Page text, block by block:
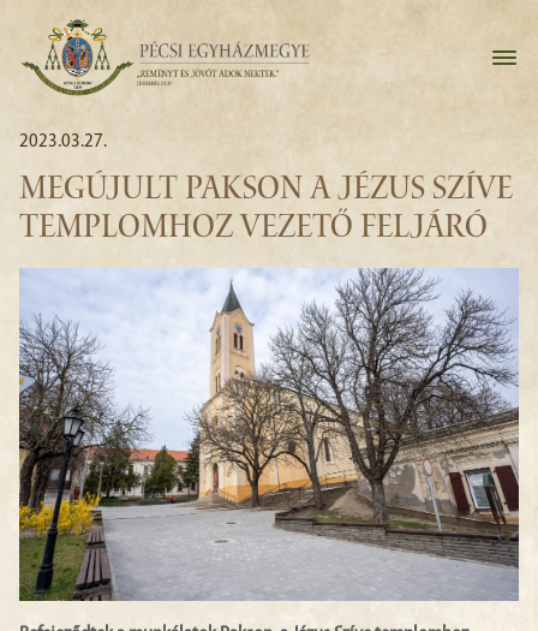
2023.03.27.
MEGÚJULT PAKSON A JÉZUS SZÍVE
TEMPLOMHOZ VEZETŐ FELJÁRÓ